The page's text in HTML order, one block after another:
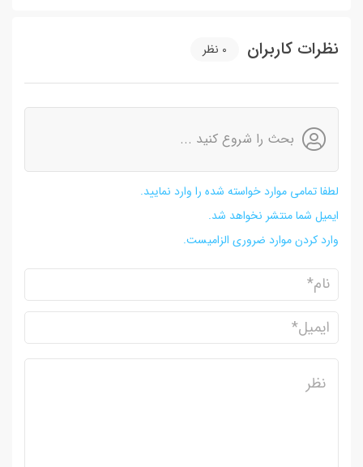
نظرات کاربران 0 نظر
بحث را شروع کنید ...
لطفا تمامی موارد خواسته شده را وارد نمایید.
ایمیل شما منتشر نخواهد شد.
وارد کردن موارد ضروری الزامیست.